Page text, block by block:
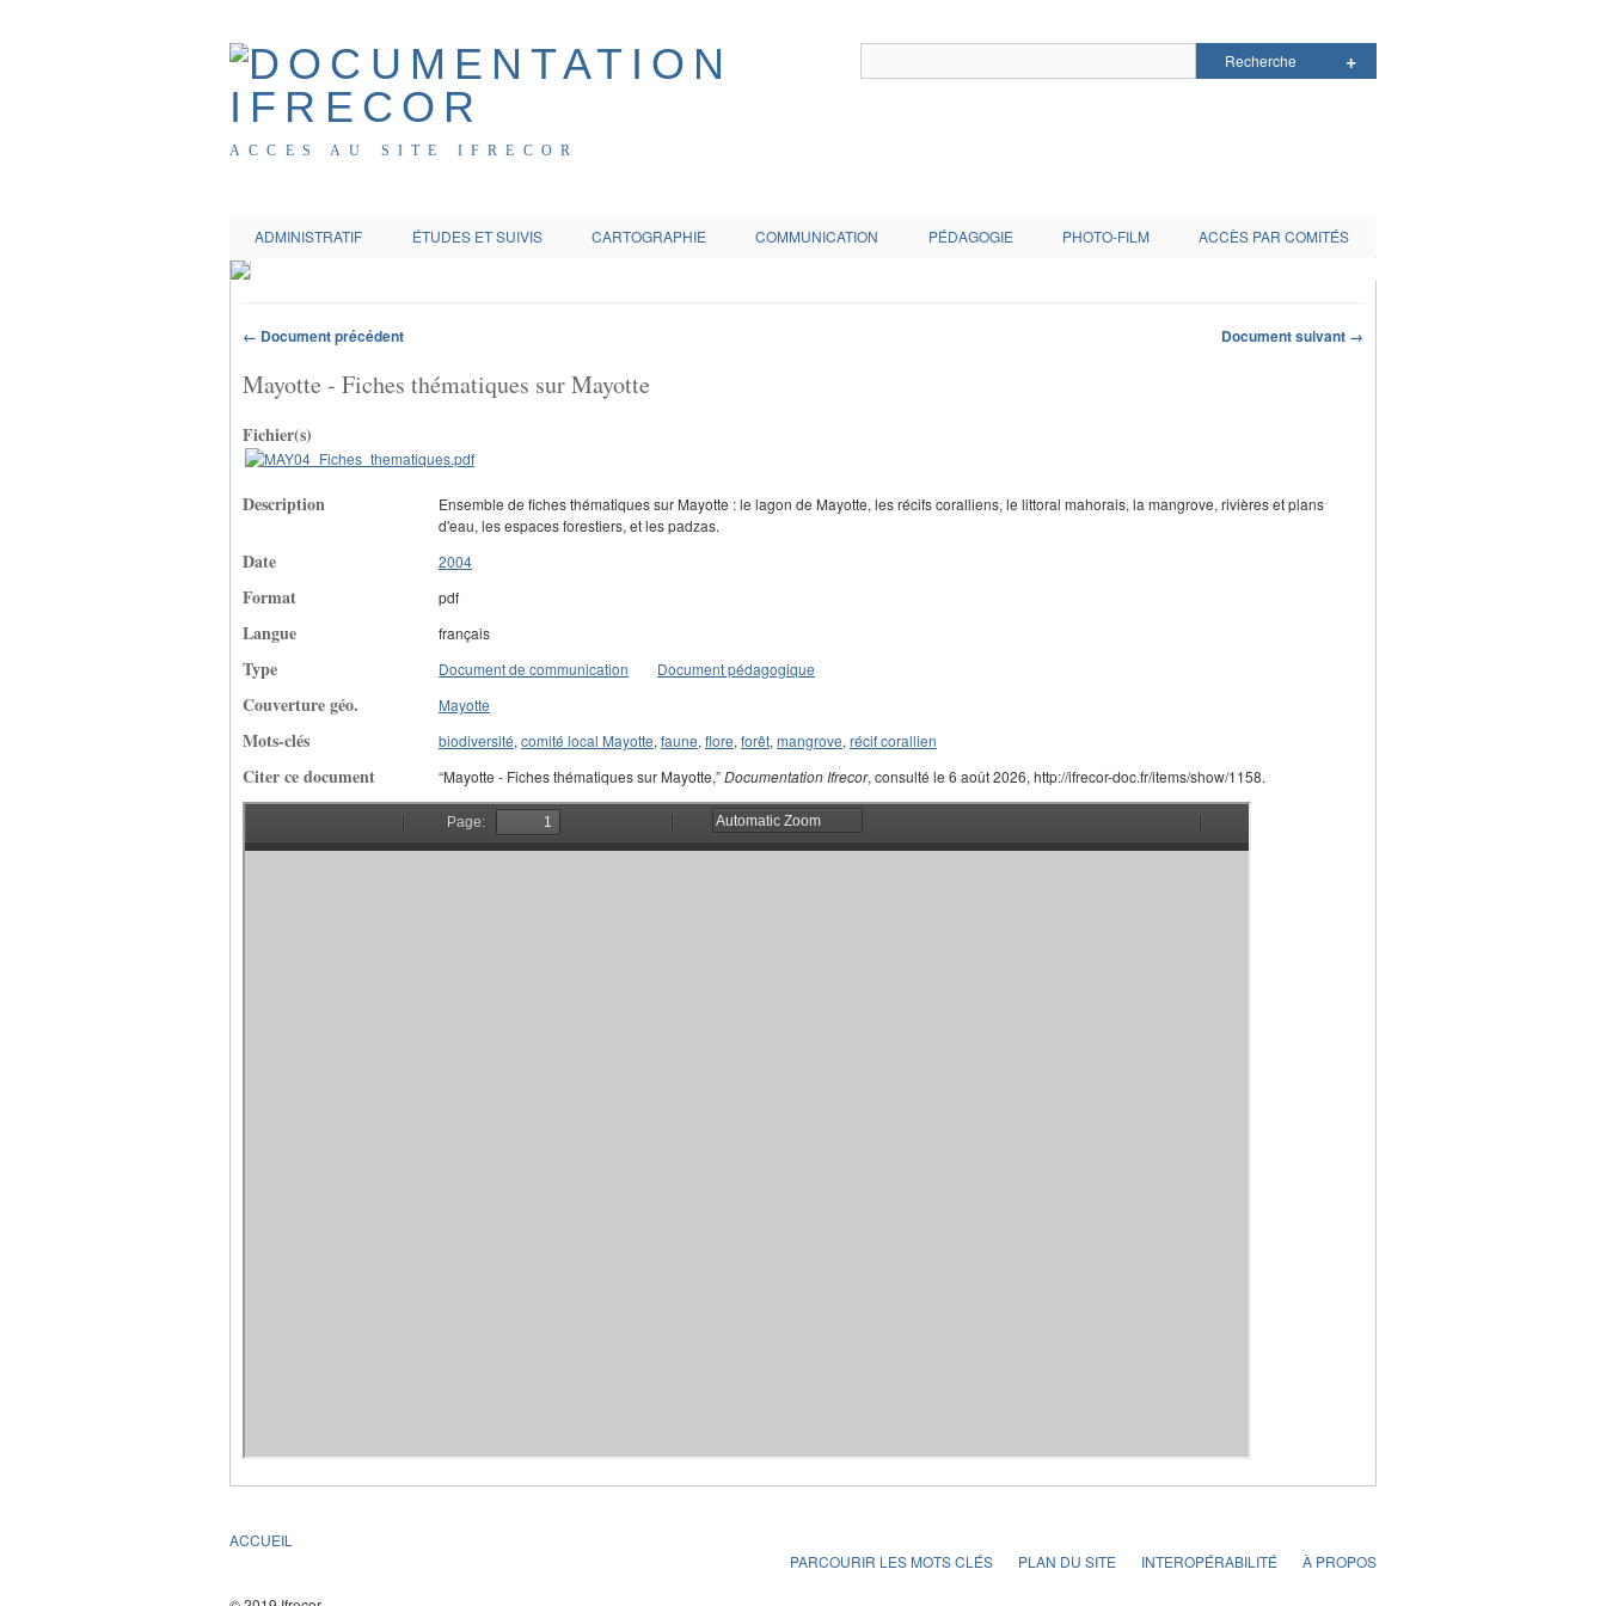
ACCES AU SITE IFRECOR
ADMINISTRATIF ÉTUDES ET SUIVIS CARTOGRAPHIE COMMUNICATION PÉDAGOGIE PHOTO-FILM ACCÈS PAR COMITÉS
← Document précédent Document suivant →
Mayotte - Fiches thématiques sur Mayotte
Fichier(s)
Description
Ensemble de fiches thématiques sur Mayotte : le lagon de Mayotte, les récifs coralliens, le littoral mahorais, la mangrove, rivières et plans
d'eau, les espaces forestiers, et les padzas.
Date 2004
Format pdf
Langue français
Type Document de communication Document pédagogique
Couverture géo. Mayotte
Mots-clés biodiversité, comité local Mayotte, faune, flore, forêt, mangrove, récif corallien
Citer ce document “Mayotte - Fiches thématiques sur Mayotte,”Documentation Ifrecor, consulté le 6 août 2026, http://ifrecor-doc.fr/items/show/1158.
ACCUEIL
PARCOURIR LES MOTS CLÉS
PLAN DU SITE INTEROPÉRABILITÉ À PROPOS